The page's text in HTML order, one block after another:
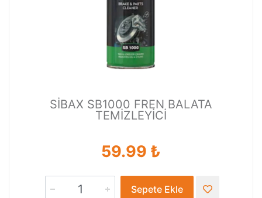
SİBAX SB1000 FREN BALATA
TEMİZLEYİCİ
59.99 ₺
Sepete Ekle